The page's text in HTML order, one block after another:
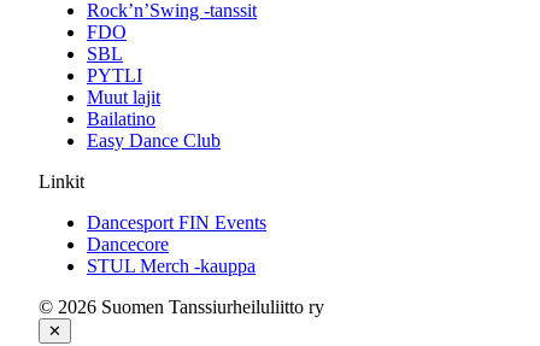
Rock’n’Swing -tanssit
FDO
SBL
PYTLI
Muut lajit
Bailatino
Easy Dance Club
Linkit
Dancesport FIN Events
Dancecore
STUL Merch -kauppa
© 2026 Suomen Tanssiurheiluliitto ry
✕